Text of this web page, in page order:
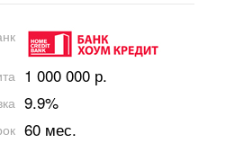
1 000 000 р.
9.9%
60 мес.